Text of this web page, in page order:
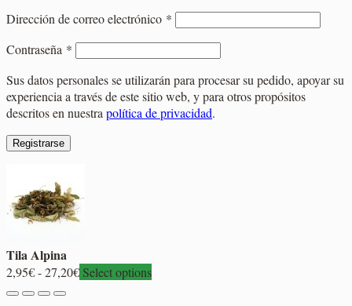
Dirección de correo electrónico * Obligatorio
Contraseña * Obligatorio
Sus datos personales se utilizarán para procesar su pedido, apoyar su
experiencia a través de este sitio web, y para otros propósitos
descritos en nuestrapolítica de privacidad.
Registrarse
Tila Alpina
2,95€-27,20€Rango
Select options